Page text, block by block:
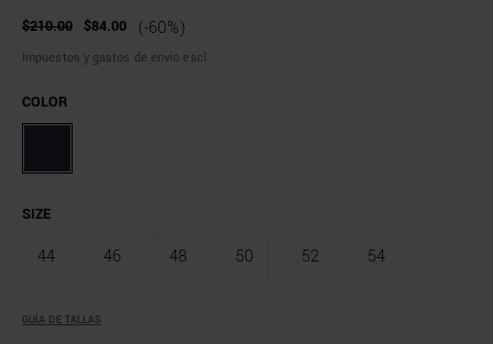
$210.00 $84.00 (-60%)
Impuestos y gastos de envío escl.
COLOR
SIZE
44 46 48 50 52 54
GUÍA DE TALLAS